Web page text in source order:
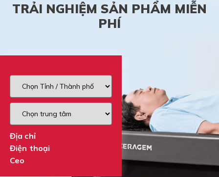
TRẢI NGHIỆM SẢN PHẨM MIỄN
PHÍ
Địa chỉ
Điện thoại
Ceo